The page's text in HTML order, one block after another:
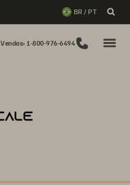
BR / PT
Vendas: 1-800-976-6494